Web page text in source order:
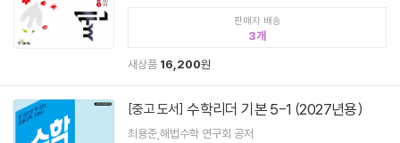
판매자 배송
3
새상품 16,200원
[중고 도서] 수학리더 기본 5-1 (2027년용)
최용준,해법수학 연구회 공저